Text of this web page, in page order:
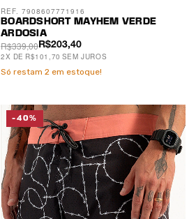
BOARDSHORT MAYHEM VERDE
ARDOSIA
R$203,40
R$339,00
2X DE R$101,70 SEM JUROS
REF. 7908607771916
Só restam 2 em estoque!
-40%